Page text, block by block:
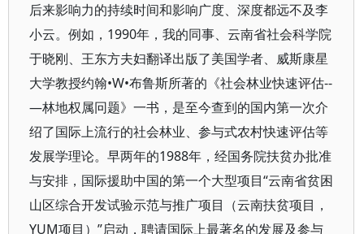
后来影响力的持续时间和影响广度、深度都远不及李
小云。例如，1990年，我的同事、云南省社会科学院
于晓刚、王东方夫妇翻译出版了美国学者、威斯康星
大学教授约翰•W•布鲁斯所著的《社会林业快速评估--
—林地权属冋题》一书，是至今查到的国内第一次介
绍了国际上流行的社会林业、参与式农村快速评估等
发展学理论。早两年的1988年，经国务院扶贫办批准
与安排，国际援助中国的第一个大型项目“云南省贫困
山区综合开发试验示范与推广项目（云南扶贫项目，
YUM项目）”启动，聘请国际上最著名的发展及参与